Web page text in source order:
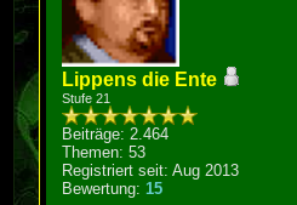
Lippens die Ente
Stufe 21
Beiträge: 2.464
Themen: 53
Registriert seit: Aug 2013
Bewertung: 15